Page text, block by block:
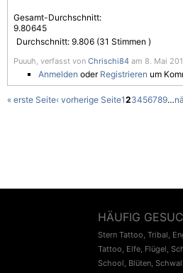
Gesamt-Durchschnitt:
9.80645
Durchschnitt: 9.806 (31 Stimmen )
Puuuh, verfasst von Chrischi84 am 8. Mai
Anmelden oder Registrieren um
« erste Seite‹ vorherige Seite123456789…
HÄUFIG
Stern Tattoo, Tribal,
Tattoo, Elfe, Flügel,
School, Blüten,